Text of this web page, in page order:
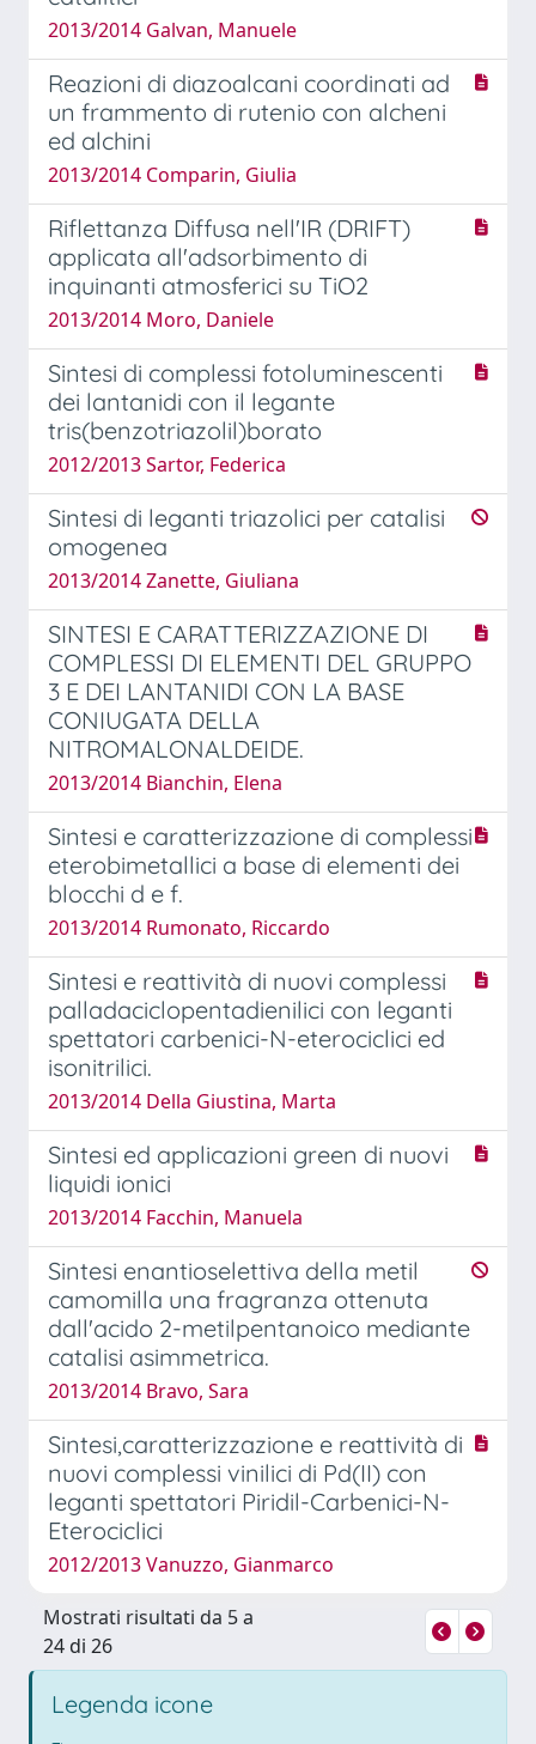
2013/2014 Galvan, Manuele
Reazioni di diazoalcani coordinati ad
un frammento di rutenio con alcheni
ed alchini
2013/2014 Comparin, Giulia
Riflettanza Diffusa nell'IR (DRIFT)
applicata all'adsorbimento di
inquinanti atmosferici su TiO2
2013/2014 Moro, Daniele
Sintesi di complessi fotoluminescenti
dei lantanidi con il legante
tris(benzotriazolil)borato
2012/2013 Sartor, Federica
Sintesi di leganti triazolici per catalisi
omogenea
2013/2014 Zanette, Giuliana
SINTESI E CARATTERIZZAZIONE DI
COMPLESSI DI ELEMENTI DEL GRUPPO
3 E DEI LANTANIDI CON LA BASE
CONIUGATA DELLA
NITROMALONALDEIDE.
2013/2014 Bianchin, Elena
Sintesi e caratterizzazione di complessi
eterobimetallici a base di elementi dei
blocchi d e f.
2013/2014 Rumonato, Riccardo
Sintesi e reattività di nuovi complessi
palladaciclopentadienilici con leganti
spettatori carbenici-N-eterociclici ed
isonitrilici.
2013/2014 Della Giustina, Marta
Sintesi ed applicazioni green di nuovi
liquidi ionici
2013/2014 Facchin, Manuela
Sintesi enantioselettiva della metil
camomilla una fragranza ottenuta
dall'acido 2-metilpentanoico mediante
catalisi asimmetrica.
2013/2014 Bravo, Sara
Sintesi,caratterizzazione e reattività di
nuovi complessi vinilici di Pd(II) con
leganti spettatori Piridil-Carbenici-N-
Eterociclici
2012/2013 Vanuzzo, Gianmarco
Mostrati risultati da 5 a
24 di 26
Legenda icone